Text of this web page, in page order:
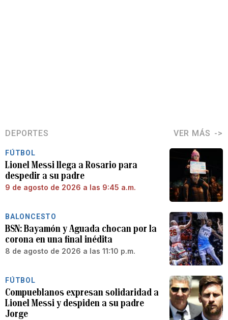
DEPORTES VER MÁS
FÚTBOL
Lionel Messi llega a Rosario para
despedir a su padre
9 de agosto de 2026 a las 9:45 a.m.
BALONCESTO
BSN: Bayamón y Aguada chocan por la
corona en una final inédita
8 de agosto de 2026 a las 11:10 p.m.
FÚTBOL
Compueblanos expresan solidaridad a
Lionel Messi y despiden a su padre
Jorge